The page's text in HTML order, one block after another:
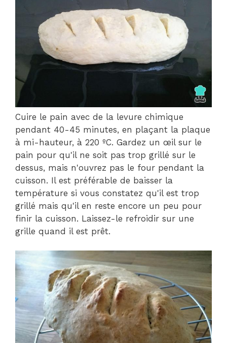
Cuire le pain avec de la levure chimique
pendant 40-45 minutes, en plaçant la plaque
à mi-hauteur, à 220 ºC. Gardez un œil sur le
pain pour qu'il ne soit pas trop grillé sur le
dessus, mais n'ouvrez pas le four pendant la
cuisson. Il est préférable de baisser la
température si vous constatez qu'il est trop
grillé mais qu'il en reste encore un peu pour
finir la cuisson. Laissez-le refroidir sur une
grille quand il est prêt.